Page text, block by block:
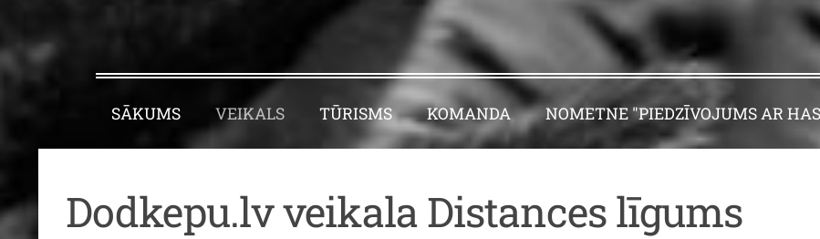
SĀKUMS VEIKALS TŪRISMS KOMANDA NOMETNE "PIEDZĪVOJUMS AR
Dodkepu.lv veikala Distances līgums